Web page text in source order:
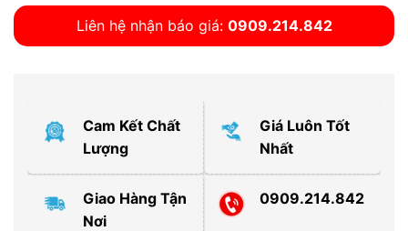
Liên hệ nhận báo giá: 0909.214.842
Cam Kết Chất
Lượng
Giá Luôn Tốt
Nhất
Giao Hàng Tận
Nơi
0909.214.842